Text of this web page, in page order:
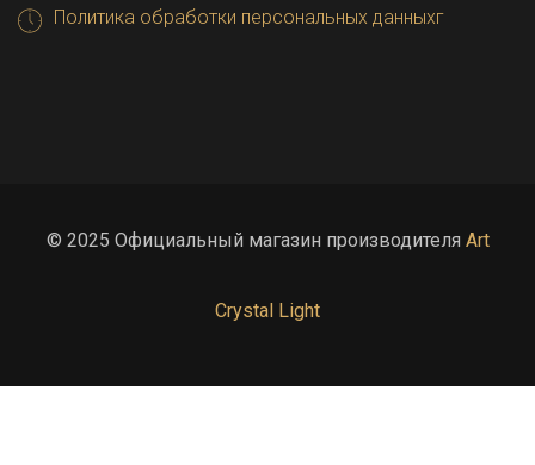
Политика обработки персональных данныхг
© 2025 Официальный магазин производителя Art
Crystal Light